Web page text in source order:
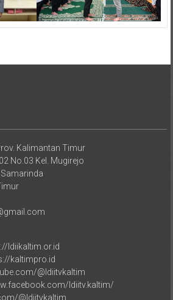
No.03 Kel. Mugirejo
Samarinda
ldiikaltim.or.id
kaltimpro.id
@ldiitvkaltim
ldiitv.kaltim/
@ldiitvkaltim